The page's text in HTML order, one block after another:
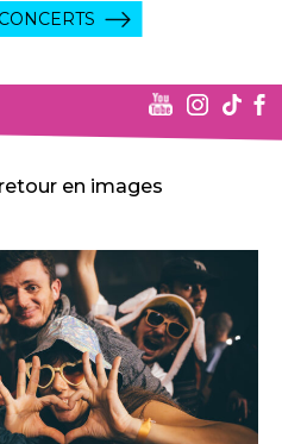
en images